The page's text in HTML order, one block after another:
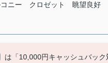
ニー クロゼット 眺望良好
は「10,000円キャッシュバッ